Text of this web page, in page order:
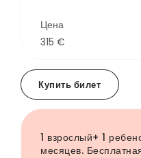
Цена
315 €
Купить билет
1 взрослый+ 1
месяцев.